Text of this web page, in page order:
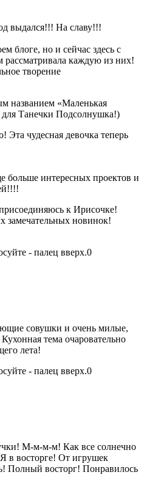
выдался!!! На славу!!!
блоге, но и сейчас здесь с
каждую из них!
творение
названием «Маленькая
для Танечки Подсолнушка!)
чудесная девочка теперь
больше интересных проектов и
к Ирисочке!
замечательных новинок!
- палец вверх.0
совушки и очень милые,
тема очаровательно
лета!
- палец вверх.0
М-м-м-м! Как все солнечно
в восторге! От игрушек
Полный восторг! Понравилось